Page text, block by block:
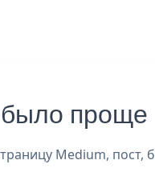
проще
Medium, пост,